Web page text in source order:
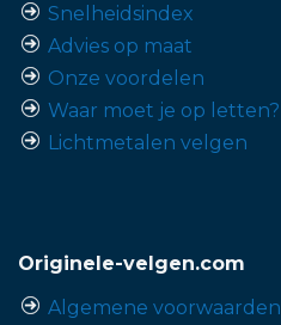
Snelheidsindex
Advies op maat
Onze voordelen
Waar moet je op letten?
Lichtmetalen velgen
Originele-velgen.com
Algemene voorwaarden